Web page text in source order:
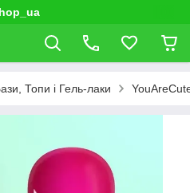
Топи і Гель-лаки